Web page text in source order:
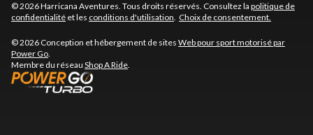
© 2026 Harricana Aventures. Tous droits réservés. Consultez la politique de
confidentialité et les conditions d'utilisation. Choix de consentement.
© 2026 Conception et hébergement de sites Web pour sport motorisé par
Power Go.
Membre du réseau Shop A Ride.